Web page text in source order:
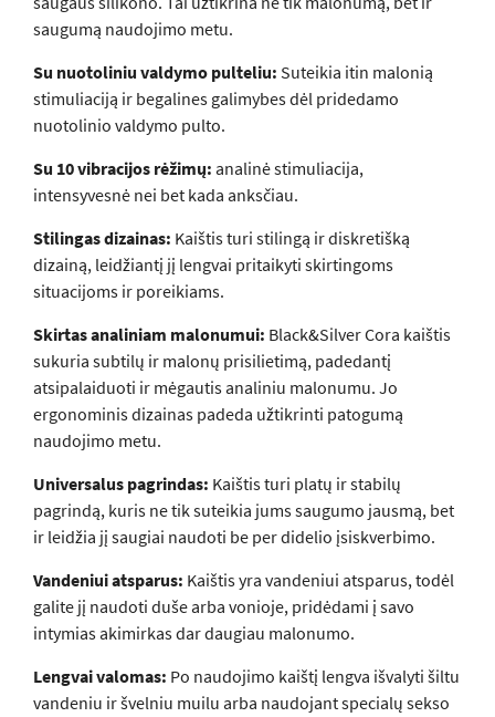
saugumą naudojimo metu.
Su nuotoliniu valdymo pulteliu: Suteikia itin malonią
stimuliaciją ir begalines galimybes dėl pridedamo
nuotolinio valdymo pulto.
Su 10 vibracijos rėžimų: analinė stimuliacija,
intensyvesnė nei bet kada anksčiau.
Stilingas dizainas: Kaištis turi stilingą ir diskretišką
dizainą, leidžiantį jį lengvai pritaikyti skirtingoms
situacijoms ir poreikiams.
Skirtas analiniam malonumui: Black&Silver Cora kaištis
sukuria subtilų ir malonų prisilietimą, padedantį
atsipalaiduoti ir mėgautis analiniu malonumu. Jo
ergonominis dizainas padeda užtikrinti patogumą
naudojimo metu.
Universalus pagrindas: Kaištis turi platų ir stabilų
pagrindą, kuris ne tik suteikia jums saugumo jausmą, bet
ir leidžia jį saugiai naudoti be per didelio įsiskverbimo.
Vandeniui atsparus: Kaištis yra vandeniui atsparus, todėl
galite jį naudoti duše arba vonioje, pridėdami į savo
intymias akimirkas dar daugiau malonumo.
Lengvai valomas: Po naudojimo kaištį lengva išvalyti šiltu
vandeniu ir švelniu muilu arba naudojant specialų sekso